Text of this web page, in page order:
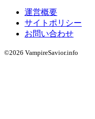
運営概要
サイトポリシー
お問い合わせ
©2026 VampireSavior.info